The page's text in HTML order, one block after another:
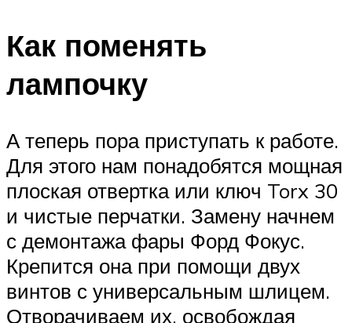
Как поменять
лампочку
А теперь пора приступать к работе.
Для этого нам понадобятся мощная
плоская отвертка или ключ Torx 30
и чистые перчатки. Замену начнем
с демонтажа фары Форд Фокус.
Крепится она при помощи двух
винтов с универсальным шлицем.
Отворачиваем их, освобождая